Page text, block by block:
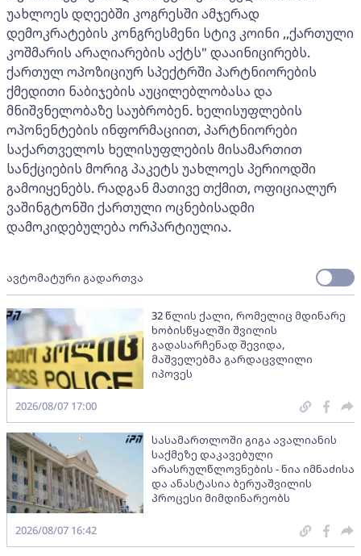
უახლოეს დღეებში კოგრესში ამჯერად
დემოკრატების კონგრესმენი სტივ კოინი ,,ქართული
კოშმარის არაღიარების აქტს" დააინიცირებს.
ქართულ ოპოზიციურ სპექტრში პარტნიორების
ქმედითი ნაბიჯების აუცილებლობასა და
მნიშვნელობაზე საუბრობენ. ხელისუფლების
ოპონენტების ინფორმაციით, პარტნიორები
საქართველოს ხელისუფლების მისამართით
სანქციების მორიგ პაკეტს უახლოეს პერიოდში
გამოიყენებს. რადგან მათივე თქმით, ოფიციალურ
ვაშინგტონში ქართული ოცნებისადმი
დამოკიდებულება ორპარტიულია.
ავტომატური გადართვა
32 წლის ქალი, რომელიც მდინარე
ხობისწყალში შვილის
გადასარჩენად შევიდა,
მაშველებმა გარდაცვლილი
იპოვეს
2026/08/07 17:00
სასამართლოში გიგა ავალიანის
საქმეზე დაკავებული
არასრულწლოვნების - ნია იმნაძისა
და ანასტასია ბერუაშვილის
პროცესი მიმდინარეობს
2026/08/07 16:42